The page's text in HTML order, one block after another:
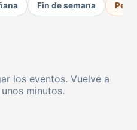
Fin de semana
los eventos. Vuelve a
minutos.